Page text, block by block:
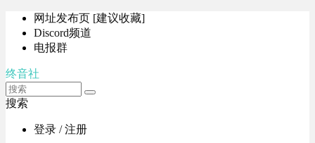
网址发布页 [建议收藏]
Discord频道
电报群
终音社
搜索
登录 / 注册